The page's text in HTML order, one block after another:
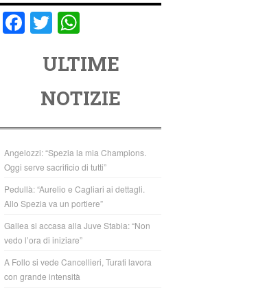
F
o
o
k
T
tt
er
at
s
A
p
p
ULTIME
NOTIZIE
Angelozzi: “Spezia la mia Champions.
Oggi serve sacrificio di tutti”
Pedullà: “Aurelio e Cagliari ai dettagli.
Allo Spezia va un portiere”
Gallea si accasa alla Juve Stabia: “Non
vedo l’ora di iniziare”
A Follo si vede Cancellieri, Turati lavora
con grande intensità